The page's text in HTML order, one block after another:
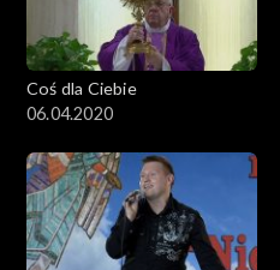
Coś dla Ciebie
06.04.2020